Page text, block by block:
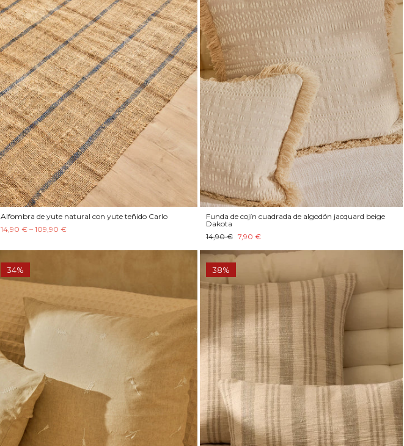
Alfombra de yute natural con yute teñido Carlo
14,90 € – 109,90 €
Funda de cojín cuadrada de algodón jacquard beige
Dakota
14,90 € 7,90 €
34% 38%